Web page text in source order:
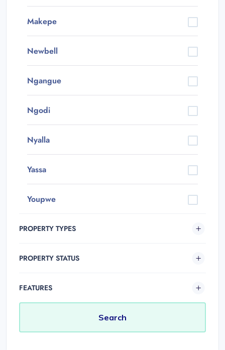
Makepe
Newbell
Ngangue
Ngodi
Nyalla
Yassa
Youpwe
PROPERTY TYPES
PROPERTY STATUS
FEATURES